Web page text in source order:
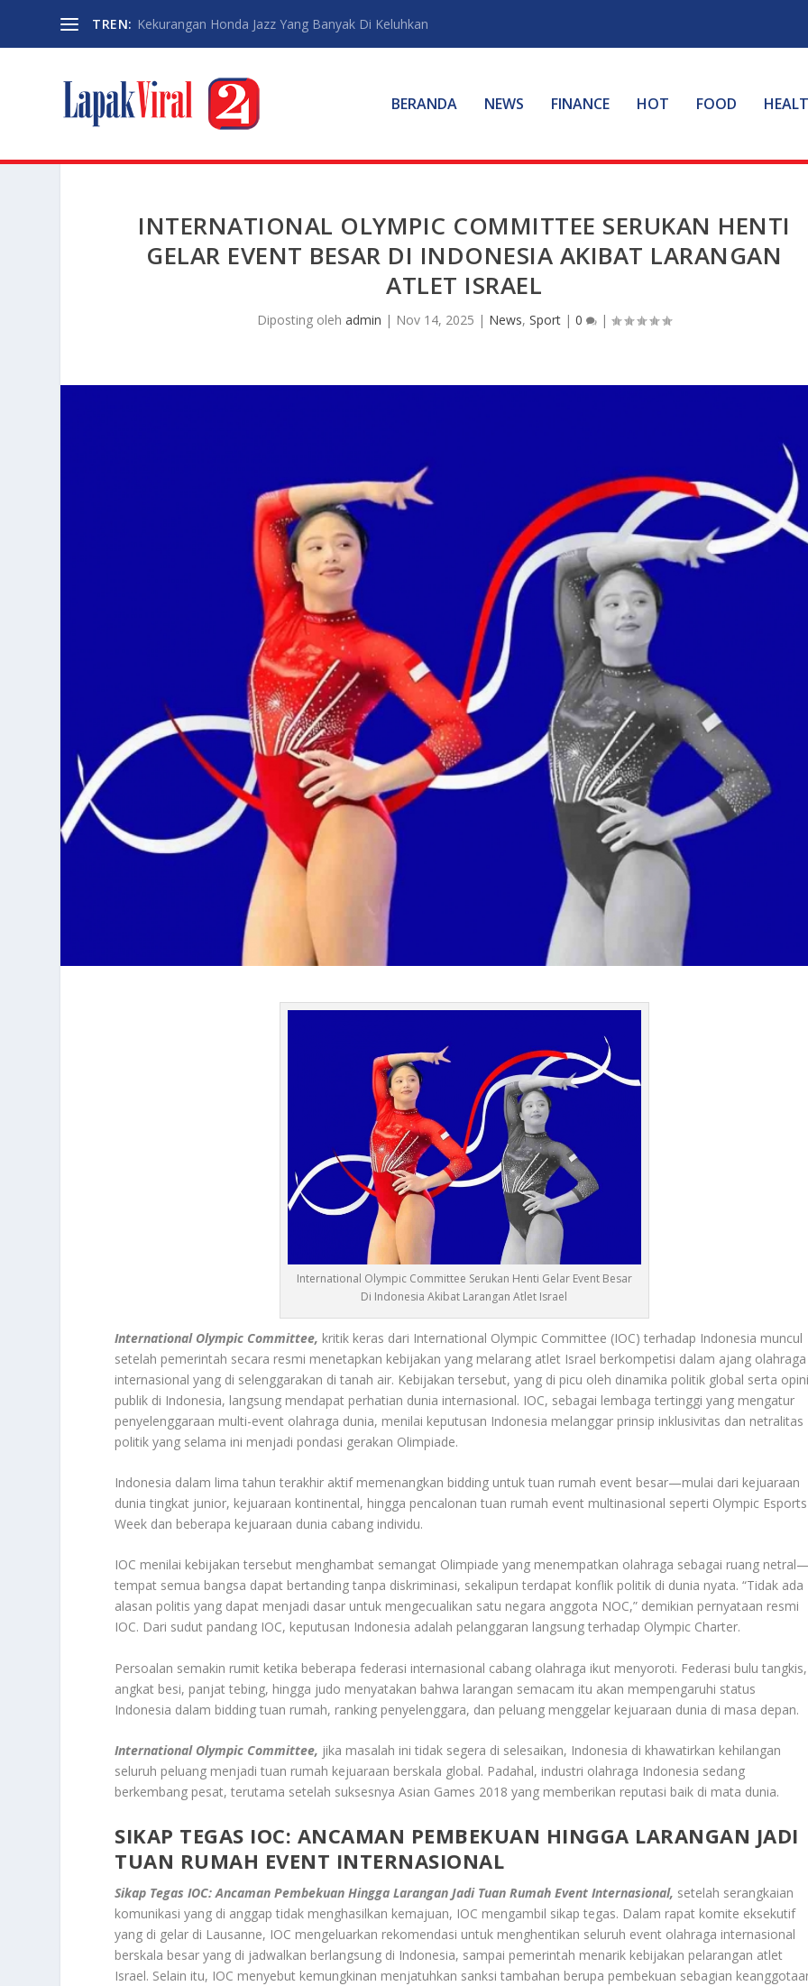
TREN: Kekurangan Honda Jazz Yang Banyak Di Keluhkan
BERANDA NEWS FINANCE HOT FOOD
INTERNATIONAL OLYMPIC COMMITTEE SERUKAN HENTI
GELAR EVENT BESAR DI INDONESIA AKIBAT LARANGAN
ATLET ISRAEL
Diposting olehadmin | Nov 14, 2025 | News,Sport |0 |
International Olympic Committee Serukan Henti Gelar Event Besar
Di Indonesia Akibat Larangan Atlet Israel
International Olympic Committee, kritik keras dari International Olympic Committee (IOC) terhadap Indonesia muncul
setelah pemerintah secara resmi menetapkan kebijakan yang melarang atlet Israel berkompetisi dalam ajang olahraga
internasional yang di selenggarakan di tanah air. Kebijakan tersebut, yang di picu oleh dinamika politik global serta
publik di Indonesia, langsung mendapat perhatian dunia internasional. IOC, sebagai lembaga tertinggi yang mengatur
penyelenggaraan multi-event olahraga dunia, menilai keputusan Indonesia melanggar prinsip inklusivitas dan netralitas
politik yang selama ini menjadi pondasi gerakan Olimpiade.
Indonesia dalam lima tahun terakhir aktif memenangkan bidding untuk tuan rumah event besar—mulai dari kejuaraan
dunia tingkat junior, kejuaraan kontinental, hingga pencalonan tuan rumah event multinasional seperti Olympic Esports
Week dan beberapa kejuaraan dunia cabang individu.
IOC menilai kebijakan tersebut menghambat semangat Olimpiade yang menempatkan olahraga sebagai ruang
tempat semua bangsa dapat bertanding tanpa diskriminasi, sekalipun terdapat konflik politik di dunia nyata. “Tidak ada
alasan politis yang dapat menjadi dasar untuk mengecualikan satu negara anggota NOC,” demikian pernyataan resmi
IOC. Dari sudut pandang IOC, keputusan Indonesia adalah pelanggaran langsung terhadap Olympic Charter.
Persoalan semakin rumit ketika beberapa federasi internasional cabang olahraga ikut menyoroti. Federasi bulu tangkis,
angkat besi, panjat tebing, hingga judo menyatakan bahwa larangan semacam itu akan mempengaruhi status
Indonesia dalam bidding tuan rumah, ranking penyelenggara, dan peluang menggelar kejuaraan dunia di masa depan.
International Olympic Committee, jika masalah ini tidak segera di selesaikan, Indonesia di khawatirkan kehilangan
seluruh peluang menjadi tuan rumah kejuaraan berskala global. Padahal, industri olahraga Indonesia sedang
berkembang pesat, terutama setelah suksesnya Asian Games 2018 yang memberikan reputasi baik di mata dunia.
SIKAP TEGAS IOC: ANCAMAN PEMBEKUAN HINGGA LARANGAN JADI
TUAN RUMAH EVENT INTERNASIONAL
Sikap Tegas IOC: Ancaman Pembekuan Hingga Larangan Jadi Tuan Rumah Event Internasional, setelah serangkaian
komunikasi yang di anggap tidak menghasilkan kemajuan, IOC mengambil sikap tegas. Dalam rapat komite eksekutif
yang di gelar di Lausanne, IOC mengeluarkan rekomendasi untuk menghentikan seluruh event olahraga internasional
berskala besar yang di jadwalkan berlangsung di Indonesia, sampai pemerintah menarik kebijakan pelarangan atlet
Israel. Selain itu, IOC menyebut kemungkinan menjatuhkan sanksi tambahan berupa pembekuan sebagian